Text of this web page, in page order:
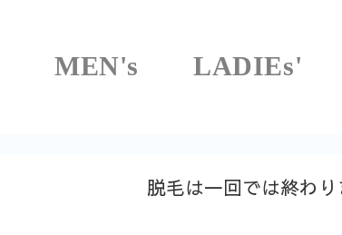
MEN's LADIEs'
脱毛は一回では終わ